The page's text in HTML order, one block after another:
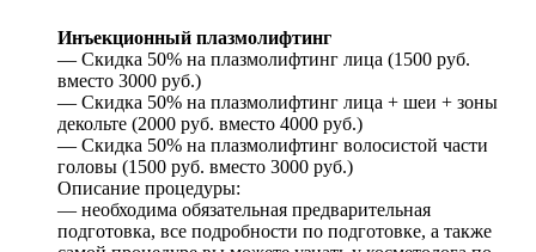
Инъекционный плазмолифтинг
— Скидка 50% на плазмолифтинг лица (1500 руб.
вместо 3000 руб.)
— Скидка 50% на плазмолифтинг лица + шеи + зоны
декольте (2000 руб. вместо 4000 руб.)
— Скидка 50% на плазмолифтинг волосистой части
головы (1500 руб. вместо 3000 руб.)
Описание процедуры:
— необходима обязательная предварительная
подготовка, все подробности по подготовке, а также